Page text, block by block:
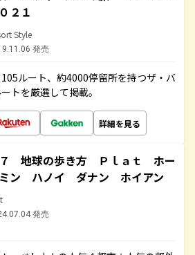
２１
Style
発売
ルート、約4000停留所を持つザ・バ
トを厳選して掲載。
詳細を見る
地球の歩き方 Ｐｌａｔ ホー
ン ハノイ ダナン ホイアン
発売